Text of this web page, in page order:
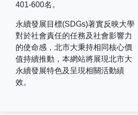
401-600名。
永續發展目標(SDGs)著實反映大學
對於社會責任的任務及社會影響力
的使命感，北市大秉持相同核心價
值持續推動，本網站將展現北市大
永續發展特色及呈現相關活動績
效。